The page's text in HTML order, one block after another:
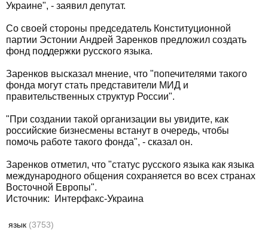
Украине", - заявил депутат.
Со своей стороны председатель Конституционной
партии Эстонии Андрей Заренков предложил создать
фонд поддержки русского языка.
Заренков высказал мнение, что "попечителями такого
фонда могут стать представители МИД и
правительственных структур России".
"При создании такой организации вы увидите, как
российские бизнесмены встанут в очередь, чтобы
помочь работе такого фонда", - сказал он.
Заренков отметил, что "статус русского языка как языка
международного общения сохраняется во всех странах
Восточной Европы".
Источник: Интерфакс-Украина
язык (3753)